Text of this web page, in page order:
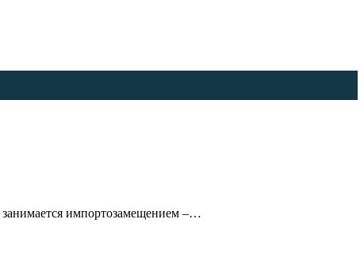
занимается импортозамещением –…